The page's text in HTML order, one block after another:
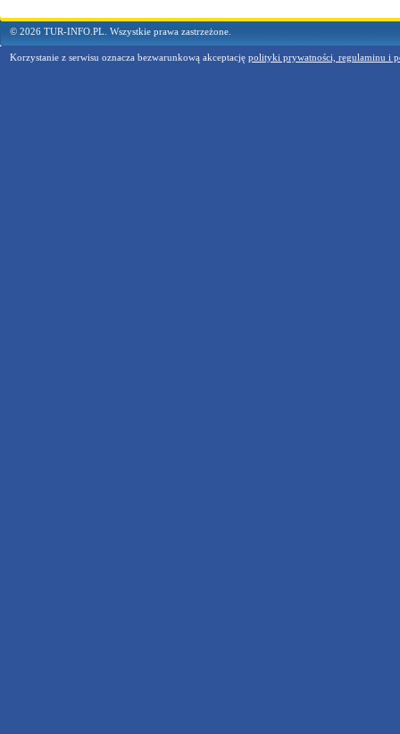
© 2026 TUR-INFO.PL. Wszystkie prawa zastrzeżone.
Korzystanie z serwisu oznacza bezwarunkową akceptację polityki prywatności, regulaminu i